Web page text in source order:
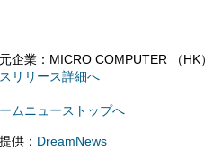
企業：MICRO COMPUTER （HK
リリース詳細へ
ームニューストップへ
供： DreamNews